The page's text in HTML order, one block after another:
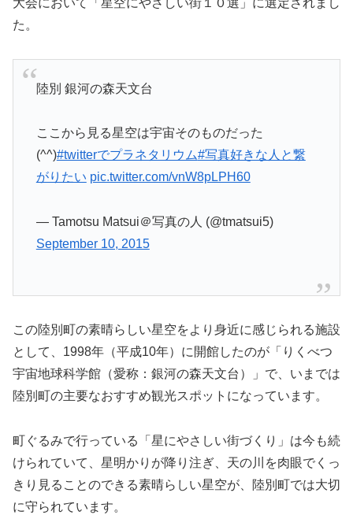
大会において「星空にやさしい街１０選」に選定されまし
た。
陸別 銀河の森天文台
ここから見る星空は宇宙そのものだった
(^^)#twitterでプラネタリウム#写真好きな人と繋
がりたい pic.twitter.com/vnW8pLPH60
— Tamotsu Matsui＠写真の人 (@tmatsui5)
September 10, 2015
この陸別町の素晴らしい星空をより身近に感じられる施設
として、1998年（平成10年）に開館したのが「りくべつ
宇宙地球科学館（愛称：銀河の森天文台）」で、いまでは
陸別町の主要なおすすめ観光スポットになっています。
町ぐるみで行っている「星にやさしい街づくり」は今も続
けられていて、星明かりが降り注ぎ、天の川を肉眼でくっ
きり見ることのできる素晴らしい星空が、陸別町では大切
に守られています。